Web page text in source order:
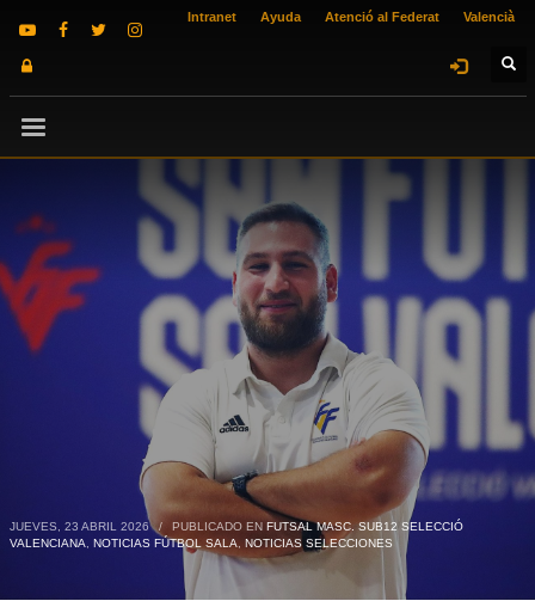
Intranet Ayuda Atenció al Federat Valencià
JUEVES, 23 ABRIL 2026 / PUBLICADO EN FUTSAL MASC. SUB12 SELECCIÓ
VALENCIANA
NOTICIAS FÚTBOL SALA, NOTICIAS SELECCIONES